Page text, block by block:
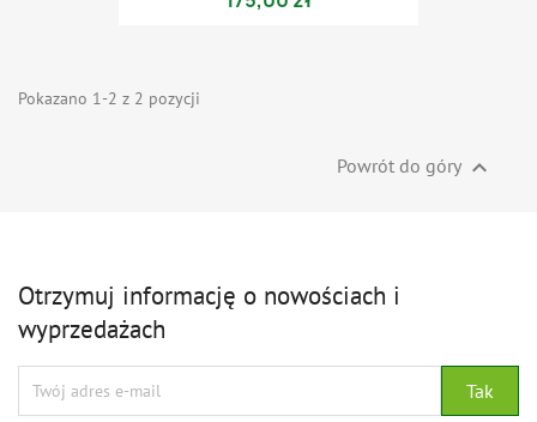
Pokazano 1-2 z 2 pozycji
Powrót do góry 
Otrzymuj informację o nowościach i
wyprzedażach